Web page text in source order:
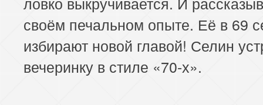
своём печальном опыте. Её в 69
избирают новой главой! Селин
вечеринку в стиле «70-х».